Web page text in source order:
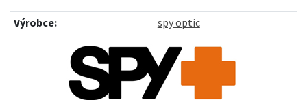
Výrobce: spy optic